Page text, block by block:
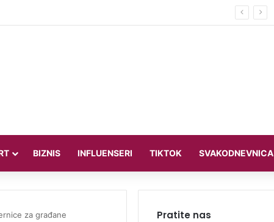
s Dilettom Leotom oduševila pozirajući u bikiniju
BIZNIS INFLUENSERI TIKTOK SVAKODNEVNICA
za građane Pratite nas